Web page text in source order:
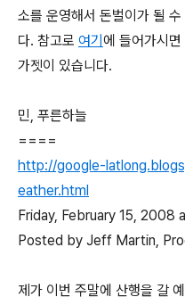
소를 운영해서 돈벌이가 될
다. 참고로 여기에 들어가시면
가젯이 있습니다.
민, 푸른하늘
====
http://google-
eather.html
Friday, February 15, 2008
Posted by Jeff Martin,
제가 이번 주말에 산행을 갈